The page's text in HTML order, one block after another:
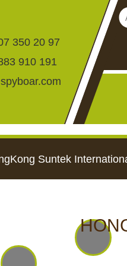
350 20 97
910 191
CANLI
izleme
Suntek